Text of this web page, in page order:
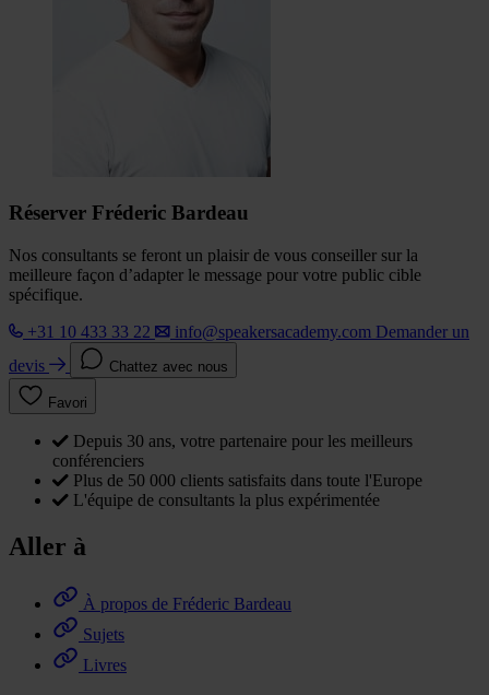
Réserver Fréderic Bardeau
Nos consultants se feront un plaisir de vous conseiller sur la
meilleure façon d’adapter le message pour votre public cible
spécifique.
+31 10 433 33 22
info@speakersacademy.com Demander un
devis
Chattez avec nous
Favori
Depuis 30 ans, votre partenaire pour les meilleurs
conférenciers
Plus de 50 000 clients satisfaits dans toute l'Europe
L'équipe de consultants la plus expérimentée
Aller à
À propos de Fréderic Bardeau
Sujets
Livres